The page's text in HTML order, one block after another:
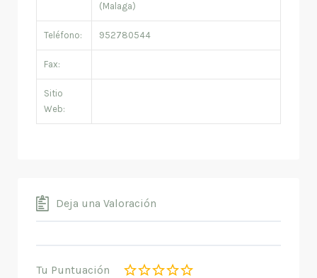
(Malaga)
Teléfono: 952780544
Fax:
Sitio
Web:
Deja una Valoración
Tu Puntuación